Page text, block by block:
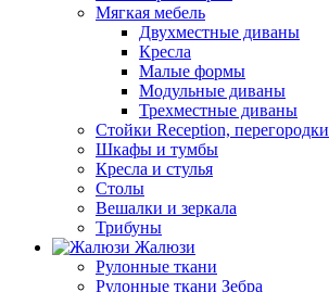
Мягкая мебель
Двухместные диваны
Кресла
Малые формы
Модульные диваны
Трехместные диваны
Стойки Reception, перегородки
Шкафы и тумбы
Кресла и стулья
Столы
Вешалки и зеркала
Трибуны
Жалюзи
Рулонные ткани
Рулонные ткани Зебра